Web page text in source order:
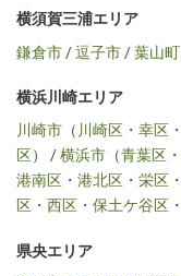
横須賀三浦エリア
鎌倉市/逗子市/葉山町
横浜川崎エリア
川崎市 （川崎区 ・ 幸区 ・
区） /横浜市 （青葉区 ・
港南区 ・ 港北区 ・ 栄区 ・
区 ・ 西区 ・ 保土ケ谷区 ・
県央エリア